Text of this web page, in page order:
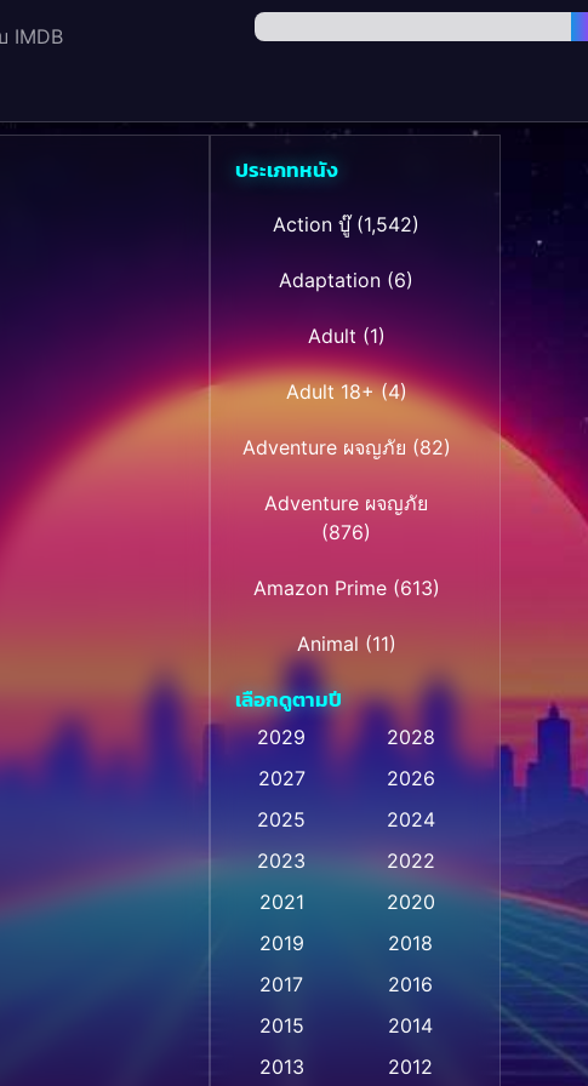
IMDB
ประเภทหนัง
Action บู๊(1,542)
Adaptation (6)
Adult(1)
Adult 18+(4)
Adventure ผจญภัย (82)
Adventure ผจญภัย
(876)
Amazon Prime(613)
Animal (11)
Animation การ์ตูน (28)
Animation การ์ตูน
Animation อนิเมชั่น(1)
Animation แอนิเมชั่น(1)
Anthology (2)
เลือกดูตามปี
2029
2028
2027
2026
2025
2024
2023
2022
2021
2020
2019
2018
2017
2016
2015
2014
2013
2012